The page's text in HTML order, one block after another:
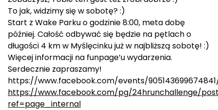
To jak, widzimy się w sobotę? :)
Start z Wake Parku o godzinie 8:00, meta dobę
później. Całość odbywać się będzie na pętlach o
długości 4 km w Myślęcinku już w najbliższą sobotę! :)
Więcej informacji na funpage’u wydarzenia.
Serdecznie zapraszamy!
https://www.facebook.com/events/
https://www.facebook.com/pg/24hrunchallenge/
ref=page_internal